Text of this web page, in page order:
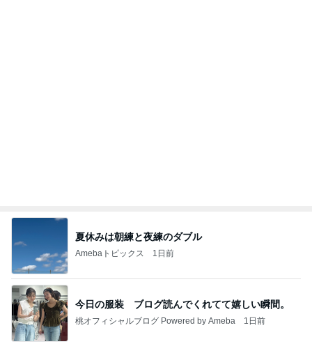
夏休みは朝練と夜練のダブル
Amebaトピックス 1日前
今日の服装 ブログ読んでくれてて嬉しい瞬間。
桃オフィシャルブログ Powered by Ameba 1日前